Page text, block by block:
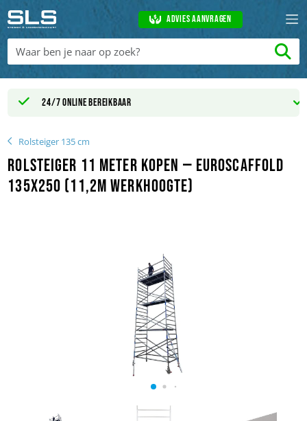
Advies aanvragen
Levertijd binnen 1 - 2 werkdagen
Rolsteiger 135 cm
Rolsteiger 11 meter kopen — Euroscaffold
135x250 (11,2m werkhoogte)